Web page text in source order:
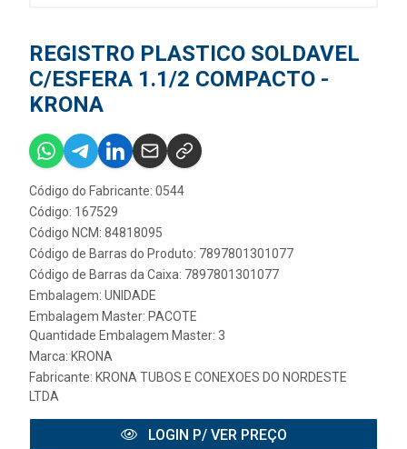
REGISTRO PLASTICO SOLDAVEL
C/ESFERA 1.1/2 COMPACTO -
KRONA
Código do Fabricante: 0544
Código: 167529
Código NCM: 84818095
Código de Barras do Produto: 7897801301077
Código de Barras da Caixa: 7897801301077
Embalagem: UNIDADE
Embalagem Master: PACOTE
Quantidade Embalagem Master: 3
Marca: KRONA
Fabricante: KRONA TUBOS E CONEXOES DO NORDESTE
LTDA
LOGIN P/ VER PREÇO